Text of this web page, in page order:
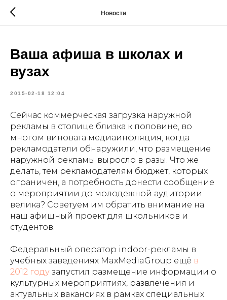
Новости
Ваша афиша в школах и
вузах
2015-02-18 12:04
Сейчас коммерческая загрузка наружной
рекламы в столице близка к половине, во
многом виновата медиаинфляция, когда
рекламодатели обнаружили, что размещение
наружной рекламы выросло в разы. Что же
делать, тем рекламодателям бюджет, которых
ограничен, а потребность донести сообщение
о мероприятии до молодежной аудитории
велика? Советуем им обратить внимание на
наш афишный проект для школьников и
студентов.
Федеральный оператор indoor-рекламы в
учебных заведениях MaxMediaGroup ещё в
2012 году запустил размещение информации о
культурных мероприятиях, развлечения и
актуальных вакансиях в рамках специальных